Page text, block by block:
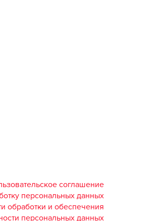
соглашение
персональных данных
обработки и обеспечения
персональных данных